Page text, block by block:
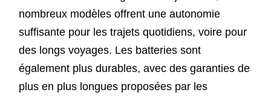
nombreux modèles offrent une autonomie
suffisante pour les trajets quotidiens, voire pour
des longs voyages. Les batteries sont
également plus durables, avec des garanties de
plus en plus longues proposées par les